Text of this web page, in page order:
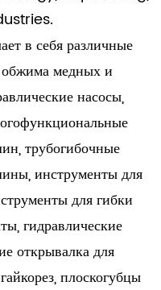
в себя различные
медных и
насосы,
трубогибочные
инструменты для
для гибки
гидравлические
открывалка для
плоскогубцы